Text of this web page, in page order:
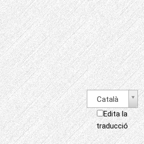
Català
Edita la
traducció